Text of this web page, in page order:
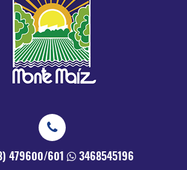
479600/601 3468545196